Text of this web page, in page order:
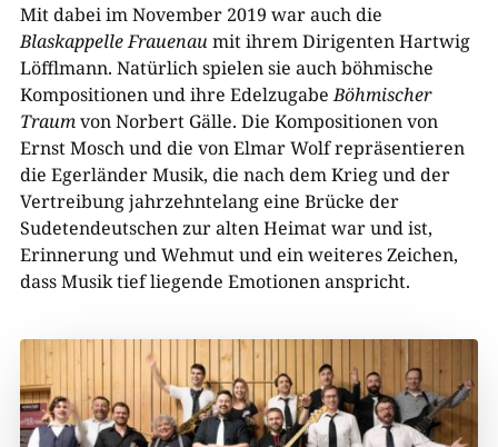
Mit dabei im November 2019 war auch die
Blaskappelle Frauenaumit ihrem Dirigenten Hartwig
Löfflmann. Natürlich spielen sie auch böhmische
Kompositionen und ihre EdelzugabeBöhmischer
Traumvon Norbert Gälle. Die Kompositionen von
Ernst Mosch und die von Elmar Wolf repräsentieren
die Egerländer Musik, die nach dem Krieg und der
Vertreibung jahrzehntelang eine Brücke der
Sudetendeutschen zur alten Heimat war und ist,
Erinnerung und Wehmut und ein weiteres Zeichen,
dass Musik tief liegende Emotionen anspricht.